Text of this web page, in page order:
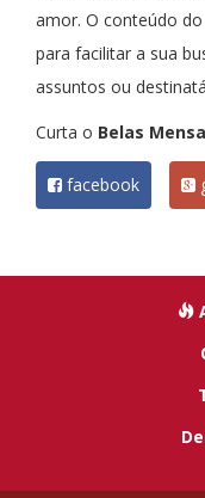
amor. O conteúdo
para facilitar a sua
assuntos ou
Curta o Belas
facebook